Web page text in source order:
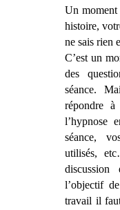
Un moment
histoire,
ne sais rien
C’est un
des
séance.
répondre à
l’hypnose
séance,
utilisés,
discussion
l’objectif
travail il